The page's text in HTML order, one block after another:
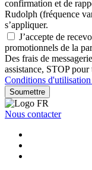
confirmation et de
Rudolph (fréquence
s’appliquer.
J’accepte de
promotionnels de la
Des frais de
assistance, STOP pour
Conditions d'utilisation
Soumettre
Nous contacter